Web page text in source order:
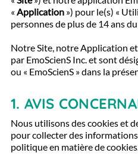
« Application») pour le(s) «
personnes de plus de 14 ans
Notre Site, notre Application
par EmoScienS Inc. et sont
ou « EmoScienS » dans la
1. AVIS
Nous utilisons des cookies et
pour collecter des
politique en matière de cookies.